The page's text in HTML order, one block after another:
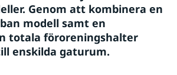
Genom att kombinera en
modell samt en
totala föroreningshalter
enskilda gaturum.